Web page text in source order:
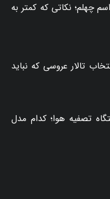
چهلم؛ نکاتی که کمتر به
تالار عروسی که نباید
تصفیه هوا؛ کدام مدل